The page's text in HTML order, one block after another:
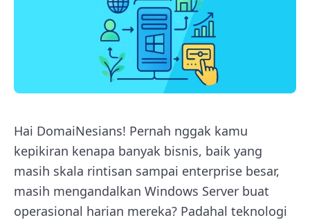
Hai DomaiNesians! Pernah nggak kamu
kepikiran kenapa banyak bisnis, baik yang
masih skala rintisan sampai enterprise besar,
masih mengandalkan Windows Server buat
operasional harian mereka? Padahal teknologi